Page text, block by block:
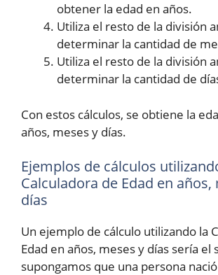
obtener la edad en años.
Utiliza el resto de la división
determinar la cantidad de
Utiliza el resto de la división
determinar la cantidad de
Con estos cálculos, se obtiene la
años, meses y días.
Ejemplos de cálculos
Calculadora de Edad en años,
días
Un ejemplo de cálculo utilizando la
Edad en años, meses y días sería el
supongamos que una persona